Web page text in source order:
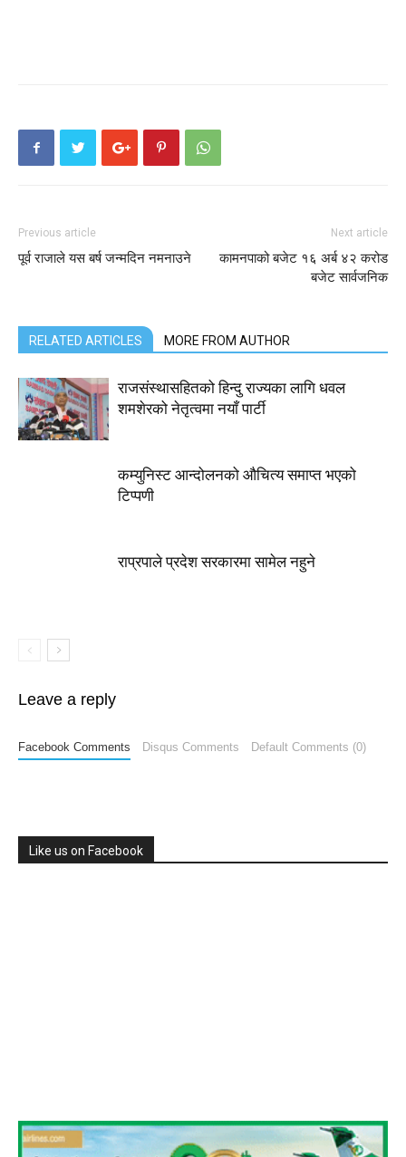
Previous article
पूर्व राजाले यस बर्ष जन्मदिन नमनाउने
Next article
कामनपाको बजेट १६ अर्ब ४२ करोड
बजेट सार्वजनिक
RELATED ARTICLES MORE FROM AUTHOR
राजसंस्थासहितको हिन्दु राज्यका लागि धवल
शमशेरको नेतृत्वमा नयाँ पार्टी
कम्युनिस्ट आन्दोलनको औचित्य समाप्त भएको
टिप्पणी
राप्रपाले प्रदेश सरकारमा सामेल नहुने
Leave a reply
Facebook Comments Disqus Comments Default Comments (0)
Like us on Facebook